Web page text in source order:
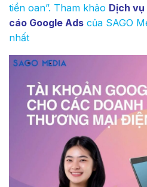
tiền oan”. Tham khảo Dịch
cáo Google Ads của SAGO
nhất